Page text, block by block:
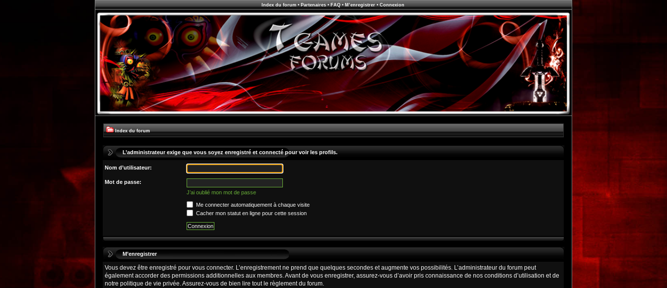
Index du forum• Partenaires• FAQ• M’enregistrer• Connexion
Index du forum
L’administrateur exige que vous soyez enregistré et connecté pour voir les profils.
Nom d’utilisateur:
Mot de passe:
J’ai oublié mon mot de passe
Me connecter automatiquement à chaque visite
Cacher mon statut en ligne pour cette session
M’enregistrer
Vous devez être enregistré pour vous connecter. L’enregistrement ne prend que quelques secondes et augmente vos possibilités. L’administrateur du forum peut
également accorder des permissions additionnelles aux membres. Avant de vous enregistrer, assurez-vous d’avoir pris connaissance de nos conditions d’utilisation et de
notre politique de vie privée. Assurez-vous de bien lire tout le règlement du forum.